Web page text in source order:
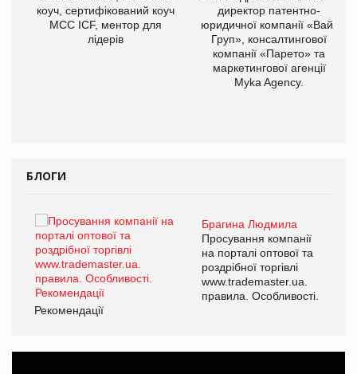
коуч, сертифікований коуч
МСС ICF, ментор для
лідерів
директор патентно-
юридичної компанії «Вайз
Груп», консалтингової
компанії «Парето» та
маркетингової агенції
Myka Agency.
БЛОГИ
Брагина Людмила
Просування компанії
на порталі оптової та
роздрібної торгівлі
www.trademaster.ua.
правила. Особливості.
Рекомендації